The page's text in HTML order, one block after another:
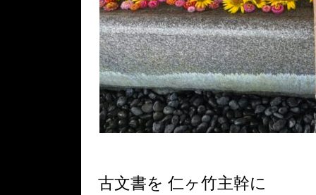
古文書を 仁ヶ竹主幹に